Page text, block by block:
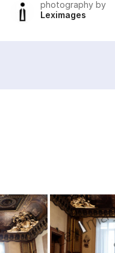
photography by
Leximages